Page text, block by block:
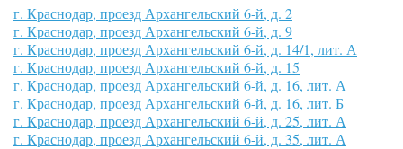
г. Краснодар, проезд Архангельский 6-й, д. 2
г. Краснодар, проезд Архангельский 6-й, д. 9
г. Краснодар, проезд Архангельский 6-й, д. 14/1, лит. А
г. Краснодар, проезд Архангельский 6-й, д. 15
г. Краснодар, проезд Архангельский 6-й, д. 16, лит. А
г. Краснодар, проезд Архангельский 6-й, д. 16, лит. Б
г. Краснодар, проезд Архангельский 6-й, д. 25, лит. А
г. Краснодар, проезд Архангельский 6-й, д. 35, лит. А